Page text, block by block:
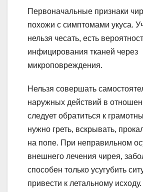
Первоначальные признаки
похожи с симптомами укуса.
нельзя чесать, есть
инфицирования тканей через
микроповреждения.
Нельзя совершать
наружных действий в
следует обратиться к
нужно греть, вскрывать,
на попе. При неправильном
внешнего лечения чирея,
способен только усугубить
привести к летальному исходу.